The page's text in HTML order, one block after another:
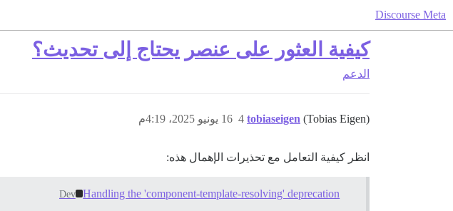
Discourse Meta
كيفية العثور على عنصر يحتاج إلى تحديث؟
الدعم
tobiaseigen (Tobias Eigen) 16 يونيو 2025، 4:19م 4
انظر كيفية التعامل مع تحذيرات الإهمال هذه:
Handling the 'component-template-resolving' deprecation
Dev